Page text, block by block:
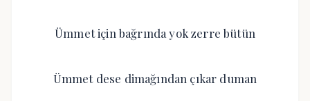
Ümmet için bağrında yok zerre bütün
Ümmet dese dimağından çıkar duman